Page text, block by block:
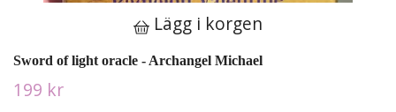
Lägg i korgen
Sword of light oracle - Archangel Michael
199 kr